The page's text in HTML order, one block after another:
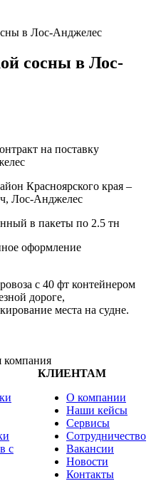
в Лос-Анджелес
сосны в Лос-
на поставку
Красноярского края –
Лос-Анджелес
в пакеты по 2.5 тн
оформление
с 40 фт контейнером
дороге,
места на судне.
компания
с
КЛИЕНТАМ
О компании
Наши кейсы
Сервисы
Сотрудничество
Вакансии
Новости
Контакты